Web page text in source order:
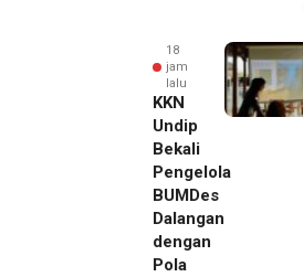
18
jam
lalu
KKN
Undip
Bekali
Pengelola
BUMDes
Dalangan
dengan
Pola